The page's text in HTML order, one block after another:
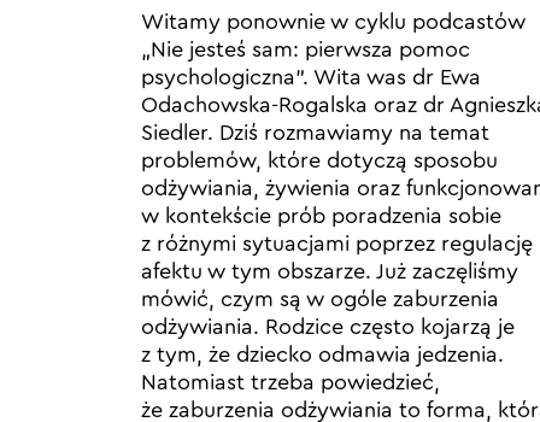
Witamy ponownie w cyklu podcastów
„Nie jesteś sam: pierwsza pomoc
psychologiczna”. Wita was dr Ewa
Odachowska-Rogalska oraz dr
Siedler. Dziś rozmawiamy na temat
problemów, które dotyczą sposobu
odżywiania, żywienia oraz
w kontekście prób poradzenia sobie
z różnymi sytuacjami poprzez regulację
afektu w tym obszarze. Już zaczęliśmy
mówić, czym są w ogóle zaburzenia
odżywiania. Rodzice często kojarzą je
z tym, że dziecko odmawia jedzenia.
Natomiast trzeba powiedzieć,
że zaburzenia odżywiania to forma,